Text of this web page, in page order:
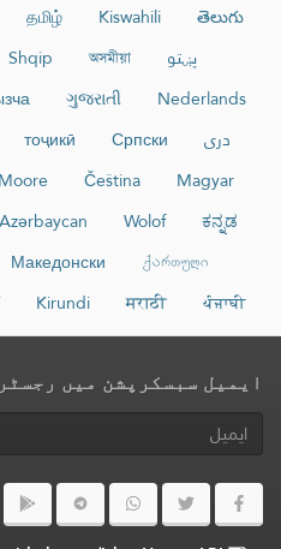
తెలుగు
Kiswahili
தமிழ்
پښتو
অসমীয়া
Shqip
Nederlands
ગુજરાતી
دری
Српски
тоҷикӣ
Magyar
Čeština
Moore
ಕನ್ನಡ
Wolof
Azərbaycan
ქართული
Македонски
ਪੰਜਾਬੀ
मराठी
Kirundi
ایمیل سبسکرپشن میں